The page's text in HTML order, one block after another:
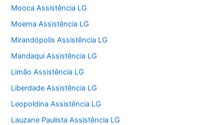
Mooca Assistência LG
Moema Assistência LG
Mirandópolis Assistência LG
Mandaqui Assistência LG
Limão Assistência LG
Liberdade Assistência LG
Leopoldina Assistência LG
Lauzane Paulista Assistência LG